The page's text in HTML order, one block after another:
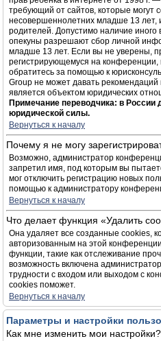
требующий от сайтов, которые могут
несовершеннолетних младше 13 лет,
родителей. Допустимо наличие иного
опекуны разрешают сбор личной
младше 13 лет. Если вы не уверены,
регистрирующемуся на
обратитесь за помощью к
Group не может давать
является объектом юридических
Примечание переводчика: в России
юридической силы.
Вернуться к началу
Почему я не могу
Возможно, администратор
запретил имя, под которым вы
мог отключить регистрацию новых
помощью к администратору
Вернуться к началу
Что делает функция «Удалить
Она удаляет все созданные cookies,
авторизованным на этой
функции, такие как отслеживание
возможность включена
трудности с входом или выходом с
cookies поможет.
Вернуться к началу
Параметры и настройки
Как мне изменить мои настройки?